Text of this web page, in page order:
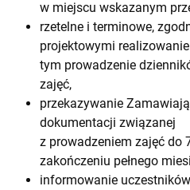
w miejscu wskazanym
rzetelne i terminowe,
projektowymi
tym prowadzenie
zajęć,
przekazywanie
dokumentacji związanej
z prowadzeniem zajęć do
zakończeniu pełnego
informowanie